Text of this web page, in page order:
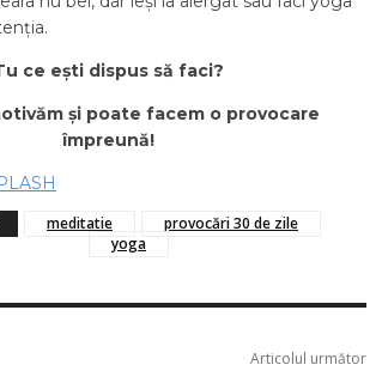
ce ești dispus să faci?
și poate facem o provocare
împreună!
meditatie
provocări 30 de zile
yoga
Articolul următor